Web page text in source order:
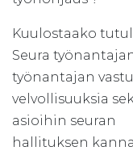
Kuulostaako
Seura
työnantajan
velvollisuuksia
asioihin seuran
hallituksen